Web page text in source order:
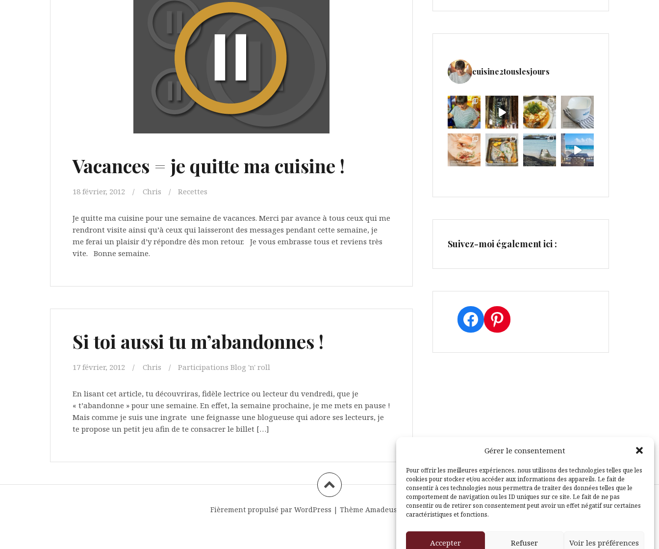
Gérer le consentement
Pour offrir les meilleures expériences, nous utilisons des technologies telles que les
cookies pour stocker et/ou accéder aux informations des appareils. Le fait de
consentir à ces technologies nous permettra de traiter des données telles que le
comportement de navigation ou les ID uniques sur ce site. Le fait de ne pas
consentir ou de retirer son consentement peut avoir un effet négatif sur certaines
caractéristiques et fonctions.
Accepter Refuser Voir les préférences
Vacances = je quitte ma cuisine !
18 février, 2012 Chris Recettes
Je quitte ma cuisine pour une semaine de vacances. Merci par avance à tous ceux qui me
rendront visite ainsi qu’à ceux qui laisseront des messages pendant cette semaine, je
me ferai un plaisir d’y répondre dès mon retour. Je vous embrasse tous et reviens très
vite. Bonne semaine.
Si toi aussi tu m’abandonnes !
17 février, 2012 Chris Participations Blog 'n' roll
En lisant cet article, tu découvriras, fidèle lectrice ou lecteur du vendredi, que je
« t’abandonne » pour une semaine. En effet, la semaine prochaine, je me mets en pause !
Mais comme je suis une ingrate une feignasse une blogueuse qui adore ses lecteurs, je
te propose un petit jeu afin de te consacrer le billet […]
cuisine2touslesjours
Suivez-moi également ici :
Facebook
Pinterest
Fièrement propulsé par WordPress | Thème Amadeus par Themeisle